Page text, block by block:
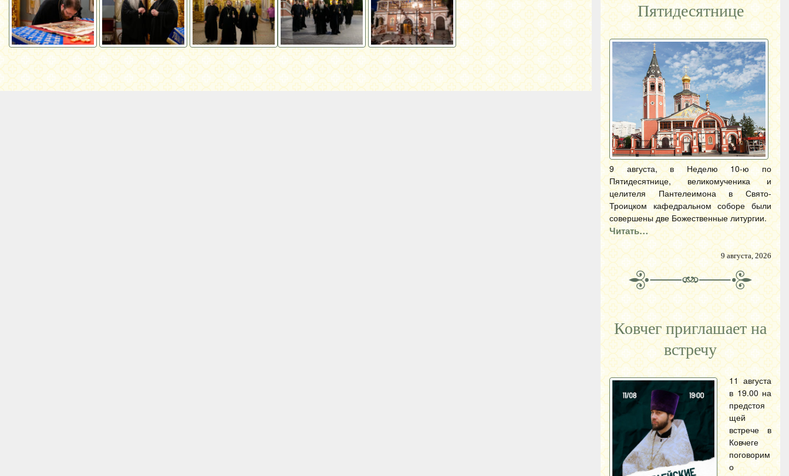
Пятидесятнице
9 августа, в Неделю 10-ю по
Пятидесятнице, великомученика и
целителя Пантелеимона в Свято-
Троицком кафедральном соборе были
совершены две Божественные литургии.
Читать…
9 августа, 2026
Ковчег приглашает на
встречу
11 августа
в 19.00 на
предстоя
щей
встрече в
Ковчеге
поговорим
о